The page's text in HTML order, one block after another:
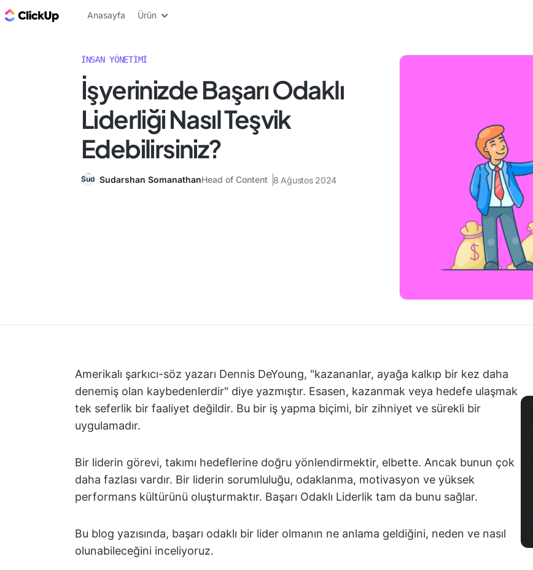
ClickUp Blog
Anasayfa Ürün
İNSAN YÖNETIMI
İşyerinizde Başarı Odaklı
Liderliği Nasıl Teşvik
Edebilirsiniz?
Sudarshan SomanathanHead of Content 8 Ağustos 2024
Amerikalı şarkıcı-söz yazarı Dennis DeYoung, "kazananlar, ayağa kalkıp bir kez daha
denemiş olan kaybedenlerdir" diye yazmıştır. Esasen, kazanmak veya hedefe ulaşmak
tek seferlik bir faaliyet değildir. Bu bir iş yapma biçimi, bir zihniyet ve sürekli bir
uygulamadır.
Bir liderin görevi, takımı hedeflerine doğru yönlendirmektir, elbette. Ancak bunun çok
daha fazlası vardır. Bir liderin sorumluluğu, odaklanma, motivasyon ve yüksek
performans kültürünü oluşturmaktır. Başarı Odaklı Liderlik tam da bunu sağlar.
Bu blog yazısında, başarı odaklı bir lider olmanın ne anlama geldiğini, neden ve nasıl
olunabileceğini inceliyoruz.